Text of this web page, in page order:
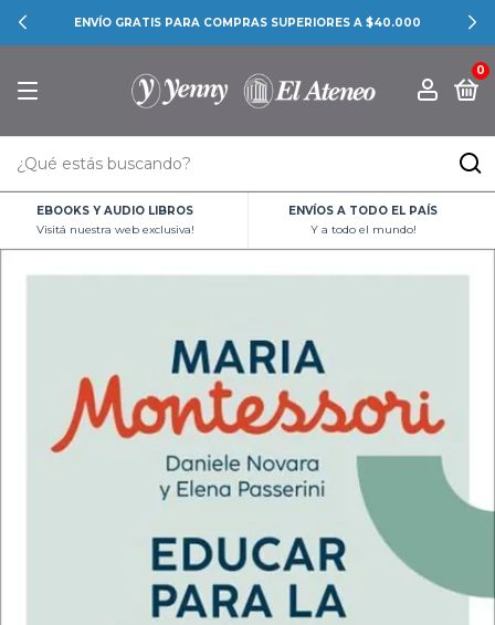
ENVÍO GRATIS PARA COMPRAS SUPERIORES A $40.000
0
EBOOKS Y AUDIO LIBROS
Visitá nuestra web exclusiva!
ENVÍOS A TODO EL PAÍS
Y a todo el mundo!